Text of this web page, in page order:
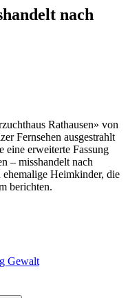
nach
Rathausen» von
Fernsehen ausgestrahlt
erweiterte Fassung
– misshandelt nach
Heimkinder, die
berichten.
Gewalt